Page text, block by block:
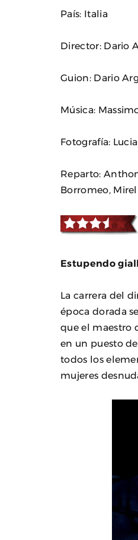
País: Italia
Director: Dario
Guion: Dario
Música:
Fotografía:
Reparto:
Borromeo,
Estupendo
La carrera del
época dorada
que el maestro
en un puesto
todos los
mujeres